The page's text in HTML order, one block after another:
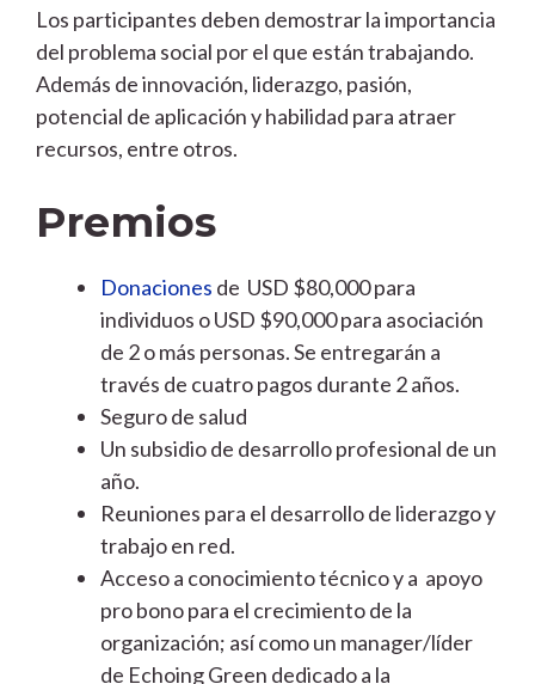
Los participantes deben demostrar la importancia
del problema social por el que están trabajando.
Además de innovación, liderazgo, pasión,
potencial de aplicación y habilidad para atraer
recursos, entre otros.
Premios
Donaciones de USD $80,000 para
individuos o USD $90,000 para asociación
de 2 o más personas. Se entregarán a
través de cuatro pagos durante 2 años.
Seguro de salud
Un subsidio de desarrollo profesional de un
año.
Reuniones para el desarrollo de liderazgo y
trabajo en red.
Acceso a conocimiento técnico y a apoyo
pro bono para el crecimiento de la
organización; así como un manager/líder
de Echoing Green dedicado a la